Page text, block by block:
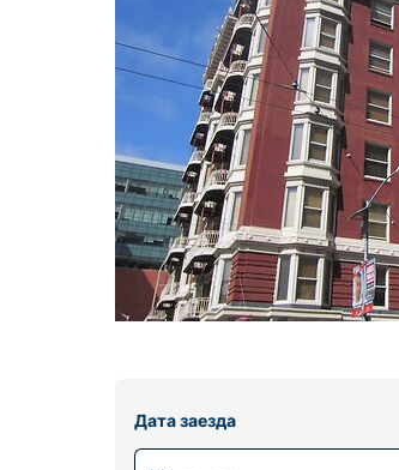
Дата заезда